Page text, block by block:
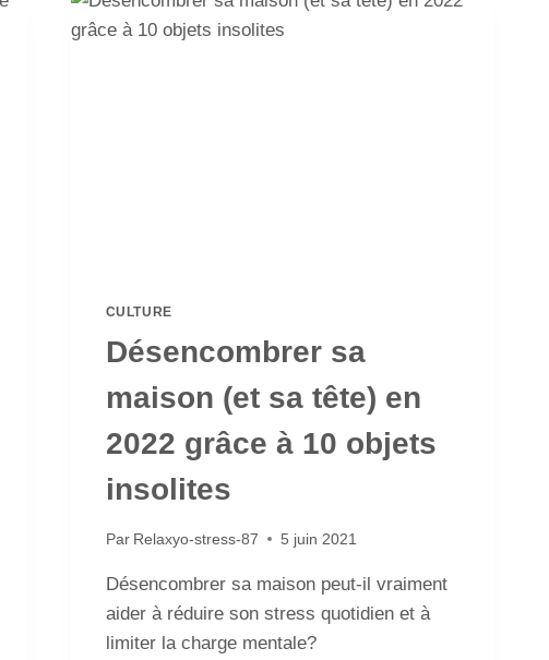
CULTURE
Désencombrer sa
maison (et sa tête) en
2022 grâce à 10 objets
insolites
Par Relaxyo-stress-87 5 juin 2021
Désencombrer sa maison peut-il vraiment
aider à réduire son stress quotidien et à
limiter la charge mentale?